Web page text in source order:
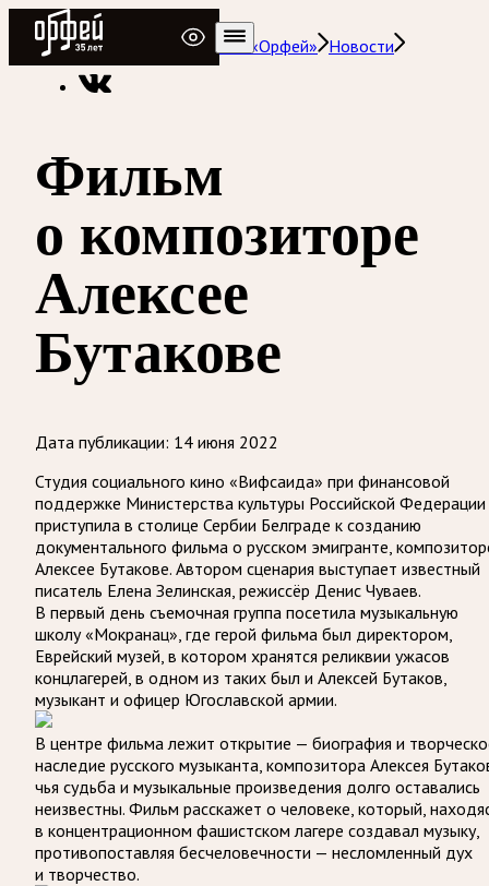
Радио Орфей
Радио классической музыки «Орфей» Новости
Фильм
о композиторе
Алексее
Бутакове
Дата публикации: 14 июня 2022
Студия социального кино «Вифсаида» при финансовой
поддержке Министерства культуры Российской Федерации
приступила в столице Сербии Белграде к созданию
документального фильма о русском эмигранте,
Алексее Бутакове. Автором сценария выступает известный
писатель Елена Зелинская, режиссёр Денис Чуваев.
В первый день съемочная группа посетила музыкальную
школу «Мокранац», где герой фильма был директором,
Еврейский музей, в котором хранятся реликвии ужасов
концлагерей, в одном из таких был и Алексей Бутаков,
музыкант и офицер Югославской армии.
В центре фильма лежит открытие — биография и
наследие русского музыканта, композитора Алексея
чья судьба и музыкальные произведения долго оставались
неизвестны. Фильм расскажет о человеке, который,
в концентрационном фашистском лагере создавал музыку,
противопоставляя бесчеловечности — несломленный дух
и творчество.